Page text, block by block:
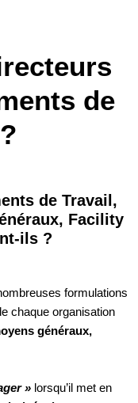
de
de Travail,
Facility
ils ?
formulations
chaque organisation
généraux,
» lorsqu’il met en